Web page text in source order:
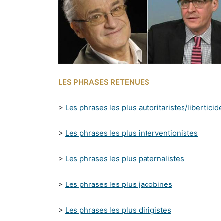
LES PHRASES RETENUES
> Les phrases les plus autoritaristes/
> Les phrases les plus interventionistes
> Les phrases les plus paternalistes
> Les phrases les plus jacobines
> Les phrases les plus dirigistes